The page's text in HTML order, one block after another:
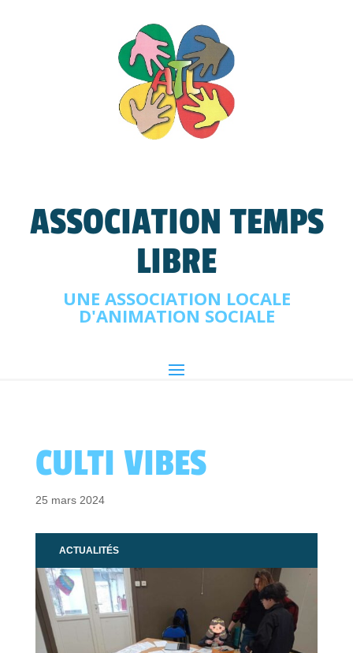
ASSOCIATION TEMPS
LIBRE
UNE ASSOCIATION LOCALE
D'ANIMATION SOCIALE
CULTI VIBES
25 mars 2024
ACTUALITÉS